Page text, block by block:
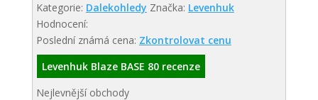
Kategorie: Dalekohledy Značka: Levenhuk
Hodnocení:
Poslední známá cena: Zkontrolovat cenu
Levenhuk Blaze BASE 80 recenze
Nejlevnější obchody